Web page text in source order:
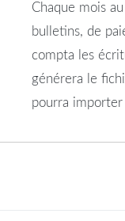
Chaque mois
bulletins, de
compta les
générera le
pourra